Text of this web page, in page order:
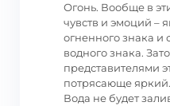
Огонь. Вообще в
чувств и эмоций –
огненного знака и
водного знака.
представителями
потрясающе
Вода не будет